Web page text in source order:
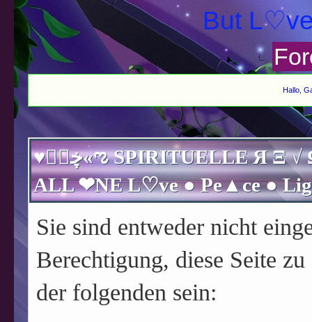
Hallo,
♥ڿڰۣ«ಌ SPIRITUELLE Я Ξ √ Ω L U T ↑ ☼ N - Forum - WE ARE
Sie sind entweder nicht
Berechtigung, diese Seite
der folgenden sein: